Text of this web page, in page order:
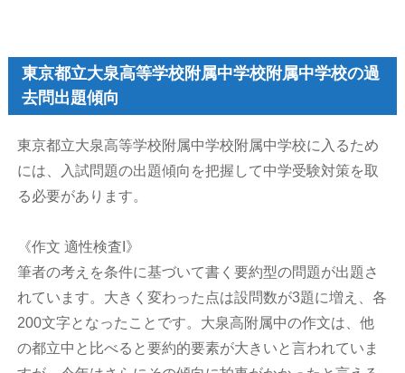
東京都立大泉高等学校附属中学校附属中学校の過
去問出題傾向
東京都立大泉高等学校附属中学校附属中学校に入るため
には、入試問題の出題傾向を把握して中学受験対策を取
る必要があります。
《作文 適性検査I》
筆者の考えを条件に基づいて書く要約型の問題が出題さ
れています。大きく変わった点は設問数が3題に増え、各
200文字となったことです。大泉高附属中の作文は、他
の都立中と比べると要約的要素が大きいと言われていま